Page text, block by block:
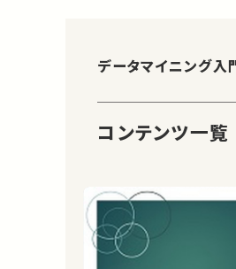
データマイニング入
コンテンツ一覧